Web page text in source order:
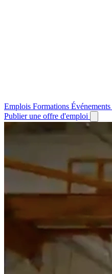
Emplois Formations Événements
Publier une offre d'emploi